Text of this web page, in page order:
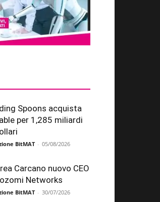
Spoons acquista
per 1,285 miliardi
BitMAT - 05/08/2026
Carcano nuovo CEO
Networks
BitMAT - 30/07/2026